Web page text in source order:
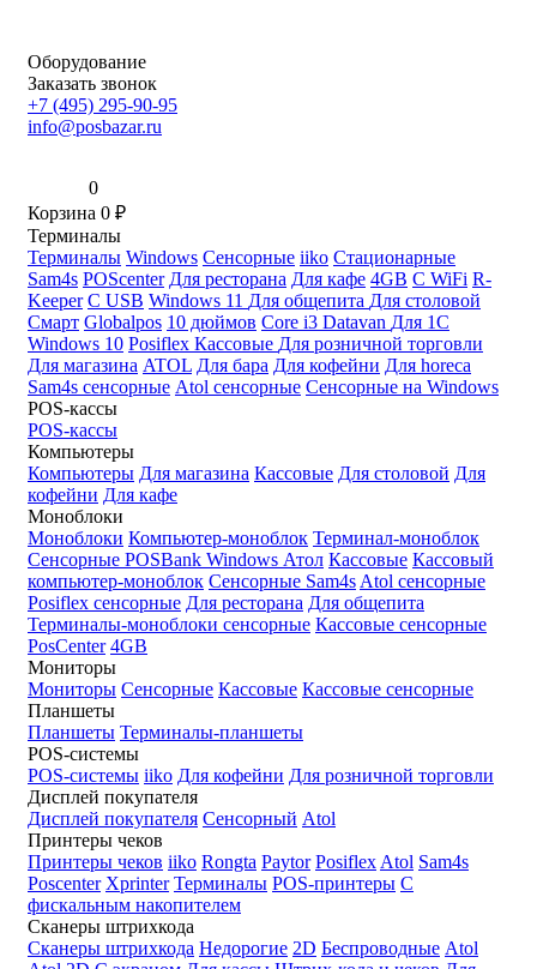
Оборудование
Заказать звонок
+7 (495) 295-90-95
info@posbazar.ru
0
Корзина 0 ₽
Терминалы
Терминалы Windows Сенсорные iiko Стационарные
Sam4s POScenter Для ресторана Для кафе 4GB С WiFi R-
Keeper С USB Windows 11 Для общепита Для столовой
Смарт Globalpos 10 дюймов Core i3 Datavan Для 1С
Windows 10 Posiflex Кассовые Для розничной торговли
Для магазина ATOL Для бара Для кофейни Для horeca
Sam4s сенсорные Atol сенсорные Сенсорные на Windows
POS-кассы
POS-кассы
Компьютеры
Компьютеры Для магазина Кассовые Для столовой Для
кофейни Для кафе
Моноблоки
Моноблоки Компьютер-моноблок Терминал-моноблок
Сенсорные POSBank Windows Атол Кассовые Кассовый
компьютер-моноблок Сенсорные Sam4s Atol сенсорные
Posiflex сенсорные Для ресторана Для общепита
Терминалы-моноблоки сенсорные Кассовые сенсорные
PosCenter 4GB
Мониторы
Мониторы Сенсорные Кассовые Кассовые сенсорные
Планшеты
Планшеты Терминалы-планшеты
POS-системы
POS-системы iiko Для кофейни Для розничной торговли
Дисплей покупателя
Дисплей покупателя Сенсорный Atol
Принтеры чеков
Принтеры чеков iiko Rongta Paytor Posiflex Atol Sam4s
Poscenter Xprinter Терминалы POS-принтеры С
фискальным накопителем
Сканеры штрихкода
Сканеры штрихкода Недорогие 2D Беспроводные Atol